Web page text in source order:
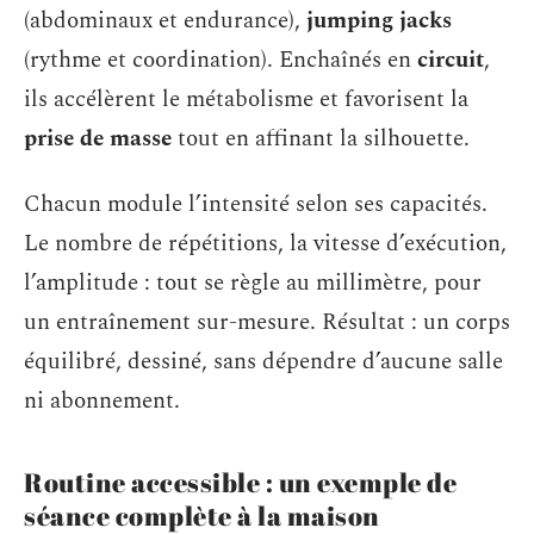
(abdominaux et endurance), jumping jacks
(rythme et coordination). Enchaînés encircuit,
ils accélèrent le métabolisme et favorisent la
prise de massetout en affinant la silhouette.
Chacun module l’intensité selon ses capacités.
Le nombre de répétitions, la vitesse d’exécution,
l’amplitude : tout se règle au millimètre, pour
un entraînement sur-mesure. Résultat : un corps
équilibré, dessiné, sans dépendre d’aucune salle
ni abonnement.
Routine accessible : un exemple de
séance complète à la maison